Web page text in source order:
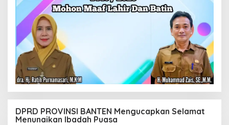
DPRD PROVINSI BANTEN Mengucapkan Selamat
Menunaikan Ibadah Puasa